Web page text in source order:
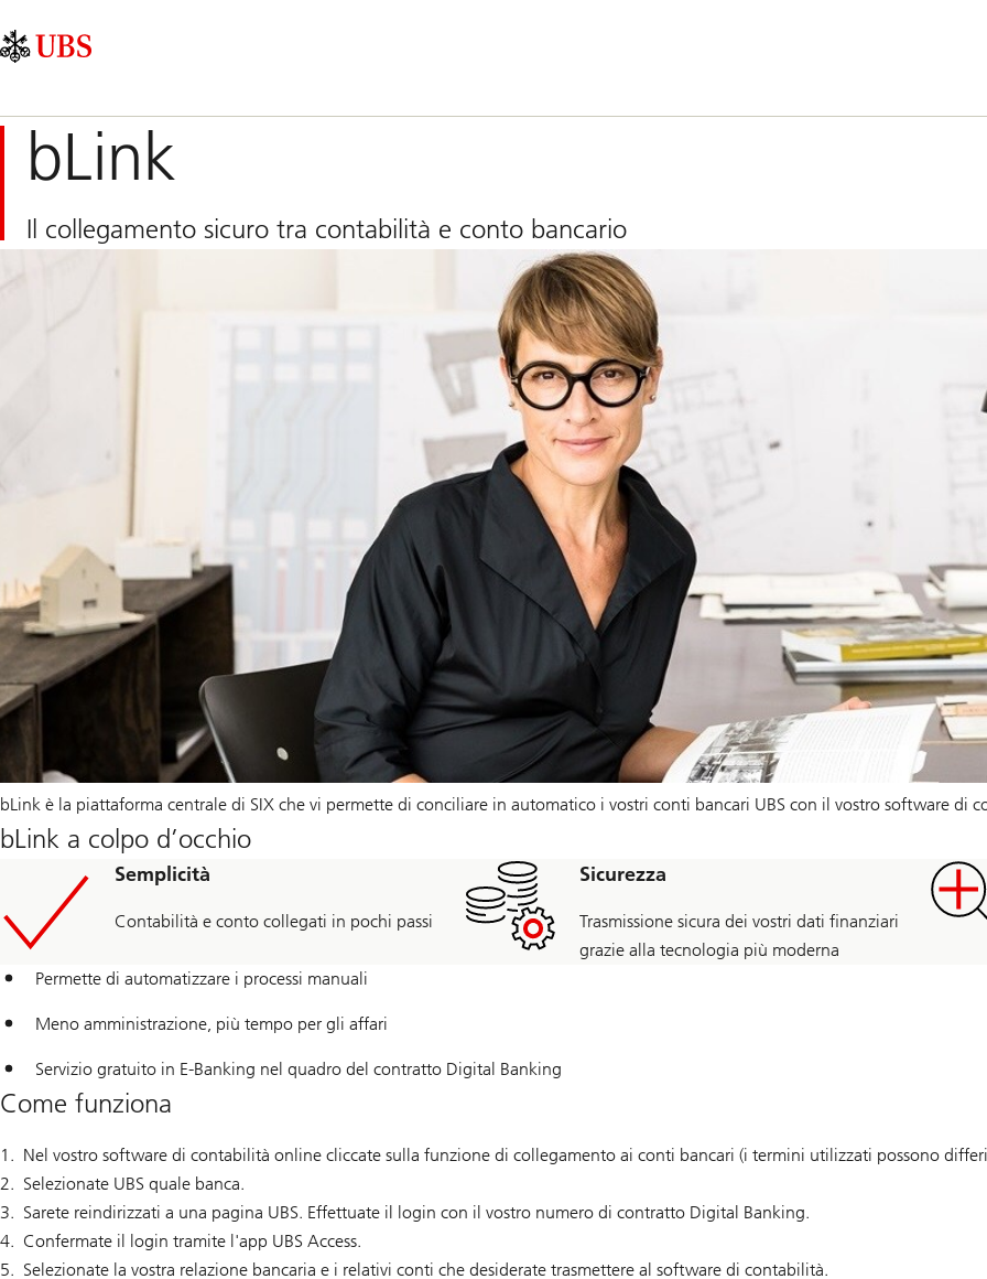
Area
principale
bLink
Il collegamento sicuro tra contabilità e conto bancario
bLink è la piattaforma centrale di SIX che vi permette di conciliare in automatico i vostri conti bancari UBS con il vostro software di
bLink a colpo d’occhio
Semplicità
Contabilità e conto collegati in pochi passi
Sicurezza
Trasmissione sicura dei vostri dati finanziari
grazie alla tecnologia più moderna
Permette di automatizzare i processi manuali
Meno amministrazione, più tempo per gli affari
Servizio gratuito in E-Banking nel quadro del contratto Digital Banking
Come funziona
Nel vostro software di contabilità online cliccate sulla funzione di collegamento ai conti bancari (i termini utilizzati possono
Selezionate UBS quale banca.
Sarete reindirizzati a una pagina UBS. Effettuate il login con il vostro numero di contratto Digital Banking.
Confermate il login tramite l'app UBS Access.
Selezionate la vostra relazione bancaria e i relativi conti che desiderate trasmettere al software di contabilità.